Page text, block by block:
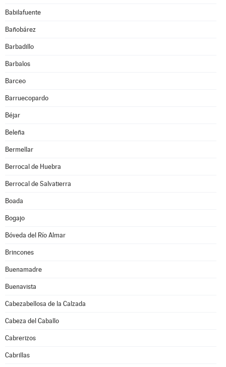
Babilafuente
Bañobárez
Barbadillo
Barbalos
Barceo
Barruecopardo
Béjar
Beleña
Bermellar
Berrocal de Huebra
Berrocal de Salvatierra
Boada
Bogajo
Bóveda del Río Almar
Brincones
Buenamadre
Buenavista
Cabezabellosa de la Calzada
Cabeza del Caballo
Cabrerizos
Cabrillas